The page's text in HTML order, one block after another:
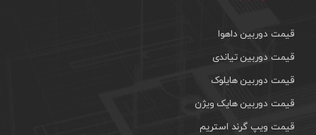
قیمت دوربین داهوا
قیمت دوربین تیاندی
قیمت دوربین هایلوک
قیمت دوربین هایک ویژن
قیمت ویپ گرند استریم